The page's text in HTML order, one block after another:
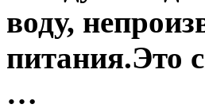
воду,
питания.Это
…